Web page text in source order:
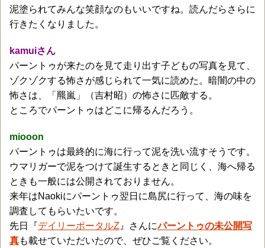
泥塗られてみんな笑顔なのもいいですね。読んだらさらに
行きたくなりました。
kamuiさん
パーントゥが来たのを見て走り出す子どもの写真を見て、
ゾクゾクする怖さが感じられて一気に読めた。暗闇の中の
怖さは、「羆嵐」（吉村昭）の怖さに匹敵する。
ところでパーントゥはどこに帰るんだろう。
miooon
パーントゥは最終的に海に行って泥を洗い流すそうです。
ウマリガーで泥をつけて誕生するときと同じく、海へ帰る
ときも一般には公開されておりません。
来年はNaokiにパーントゥ翌日に島尻に行って、海の味を
調査してもらいたいです。
先日『デイリーポータルZ 』さんにパーントゥの未公開写
真も載せていただいたので、ぜひご覧ください。